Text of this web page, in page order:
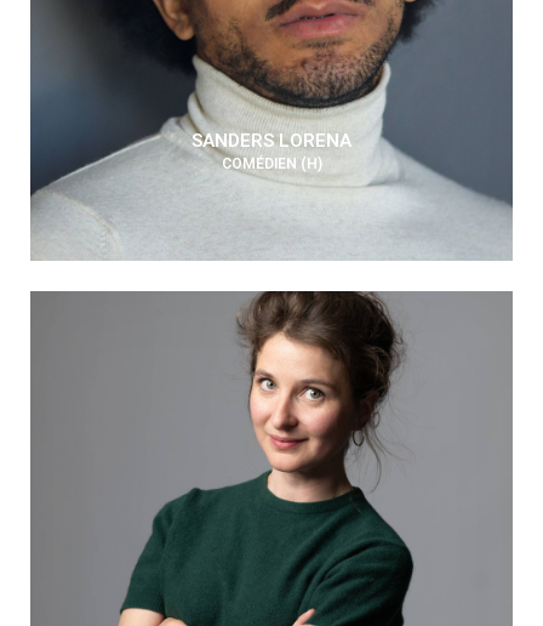
SANDERS LORENA
COMÉDIEN (H)